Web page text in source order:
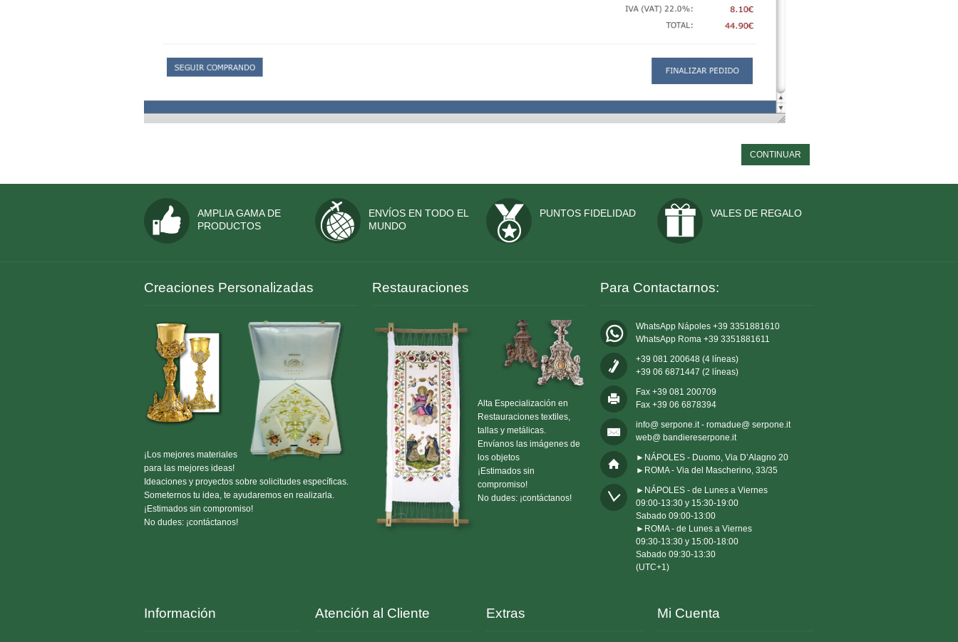
CONTINUAR
AMPLIA GAMA DE
PRODUCTOS
ENVÍOS EN TODO EL
MUNDO
PUNTOS FIDELIDAD VALES DE REGALO
Creaciones Personalizadas
¡Los mejores materiales
para las mejores ideas!
Ideaciones y proyectos sobre solicitudes específicas.
Someternos tu idea, te ayudaremos en realizarla.
¡Estimados sin compromiso!
No dudes: ¡contáctanos!
Restauraciones
Alta Especialización en
Restauraciones textiles,
tallas y metálicas.
Envíanos las imágenes de
los objetos
¡Estimados sin
compromiso!
No dudes: ¡contáctanos!
Para Contactarnos:
WhatsApp Nápoles +39 3351881610
WhatsApp Roma +39 3351881611
+39 081 200648 (4 líneas)
+39 06 6871447 (2 líneas)
Fax +39 081 200709
Fax +39 06 6878394
info@ serpone.it - romadue@ serpone.it
web@ bandiereserpone.it
►NÁPOLES - Duomo, Via D’Alagno 20
►ROMA - Via del Mascherino, 33/35
►NÁPOLES - de Lunes a Viernes
09:00-13:30 y 15:30-19:00
Sabado 09:00-13:00
►ROMA - de Lunes a Viernes
09:30-13:30 y 15:00-18:00
Sabado 09:30-13:30
(UTC+1)
Información Atención al Cliente Extras Mi Cuenta